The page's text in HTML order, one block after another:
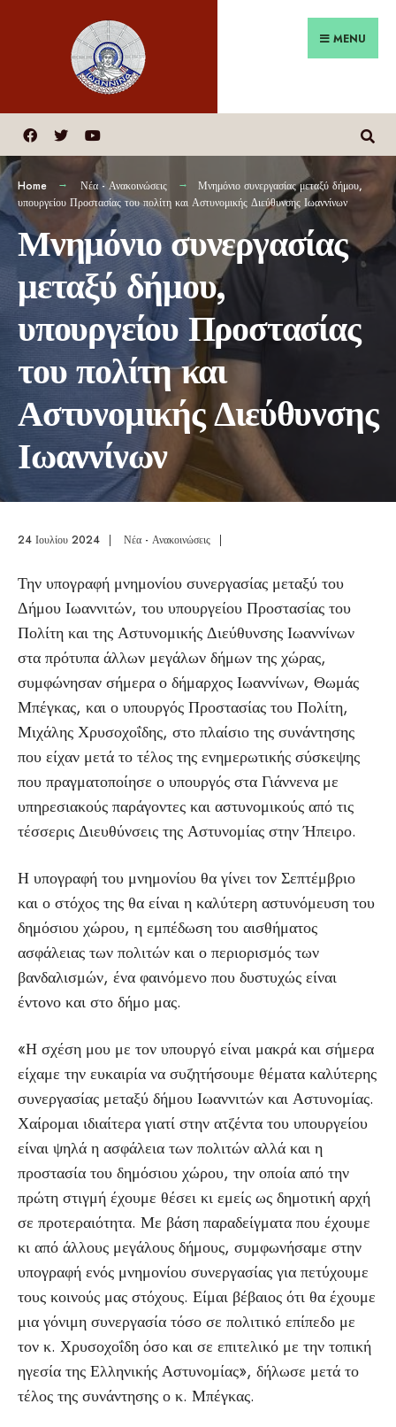
MENU
Home Νέα - Ανακοινώσεις
Μνημόνιο συνεργασίας μεταξύ δήμου,
υπουργείου Προστασίας του πολίτη και Αστυνομικής Διεύθυνσης Ιωαννίνων
Μνημόνιο συνεργασίας
μεταξύ δήμου,
υπουργείου Προστασίας
του πολίτη και
Αστυνομικής Διεύθυνσης
Ιωαννίνων
24 Ιουλίου 2024 | Νέα - Ανακοινώσεις |
Την υπογραφή μνημονίου συνεργασίας μεταξύ του
Δήμου Ιωαννιτών, του υπουργείου Προστασίας του
Πολίτη και της Αστυνομικής Διεύθυνσης Ιωαννίνων
στα πρότυπα άλλων μεγάλων δήμων της χώρας,
συμφώνησαν σήμερα ο δήμαρχος Ιωαννίνων, Θωμάς
Μπέγκας, και ο υπουργός Προστασίας του Πολίτη,
Μιχάλης Χρυσοχοΐδης, στο πλαίσιο της συνάντησης
που είχαν μετά το τέλος της ενημερωτικής σύσκεψης
που πραγματοποίησε ο υπουργός στα Γιάννενα με
υπηρεσιακούς παράγοντες και αστυνομικούς από τις
τέσσερις Διευθύνσεις της Αστυνομίας στην Ήπειρο.
Η υπογραφή του μνημονίου θα γίνει τον Σεπτέμβριο
και ο στόχος της θα είναι η καλύτερη αστυνόμευση του
δημόσιου χώρου, η εμπέδωση του αισθήματος
ασφάλειας των πολιτών και ο περιορισμός των
βανδαλισμών, ένα φαινόμενο που δυστυχώς είναι
έντονο και στο δήμο μας.
«Η σχέση μου με τον υπουργό είναι μακρά και σήμερα
είχαμε την ευκαιρία να συζητήσουμε θέματα καλύτερης
συνεργασίας μεταξύ δήμου Ιωαννιτών και Αστυνομίας.
Χαίρομαι ιδιαίτερα γιατί στην ατζέντα του υπουργείου
είναι ψηλά η ασφάλεια των πολιτών αλλά και η
προστασία του δημόσιου χώρου, την οποία από την
πρώτη στιγμή έχουμε θέσει κι εμείς ως δημοτική αρχή
σε προτεραιότητα. Με βάση παραδείγματα που έχουμε
κι από άλλους μεγάλους δήμους, συμφωνήσαμε στην
υπογραφή ενός μνημονίου συνεργασίας για πετύχουμε
τους κοινούς μας στόχους. Είμαι βέβαιος ότι θα έχουμε
μια γόνιμη συνεργασία τόσο σε πολιτικό επίπεδο με
τον κ. Χρυσοχοΐδη όσο και σε επιτελικό με την τοπική
ηγεσία της Ελληνικής Αστυνομίας», δήλωσε μετά το
τέλος της συνάντησης ο κ. Μπέγκας.